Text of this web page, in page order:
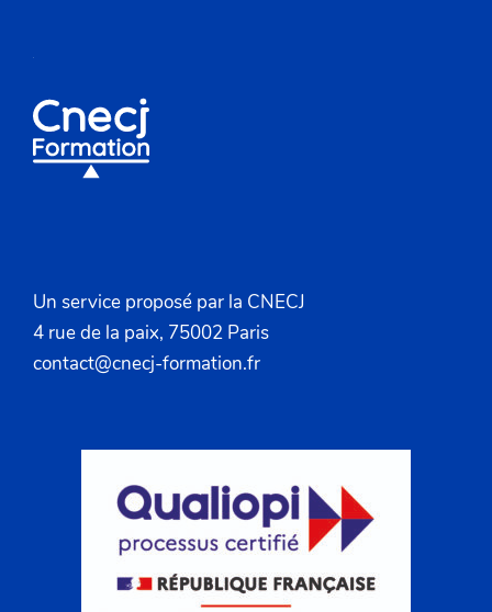
Un service proposé par la CNECJ
4 rue de la paix, 75002 Paris
contact@cnecj-formation.fr